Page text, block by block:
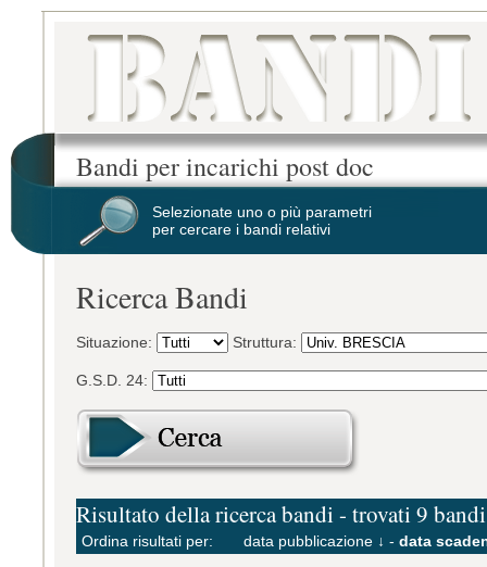
Bandi per incarichi post doc
Selezionate uno o più parametri
per cercare i bandi relativi
Ricerca Bandi
Situazione: Struttura:
G.S.D. 24:
Risultato della ricerca bandi - trovati 9 bandi
Ordina risultati per: data pubblicazione ↓ - data